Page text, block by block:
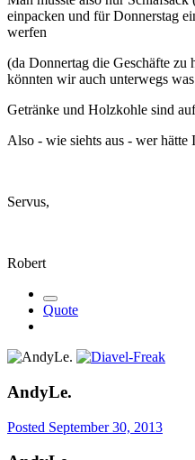
einpacken und für Donnerstag
werfen
(da Donnertag die Geschäfte zu
könnten wir auch unterwegs
Getränke und Holzkohle sind
Also - wie siehts aus - wer hätte
Servus,
Robert
Quote
AndyLe.
Posted September 30, 2013